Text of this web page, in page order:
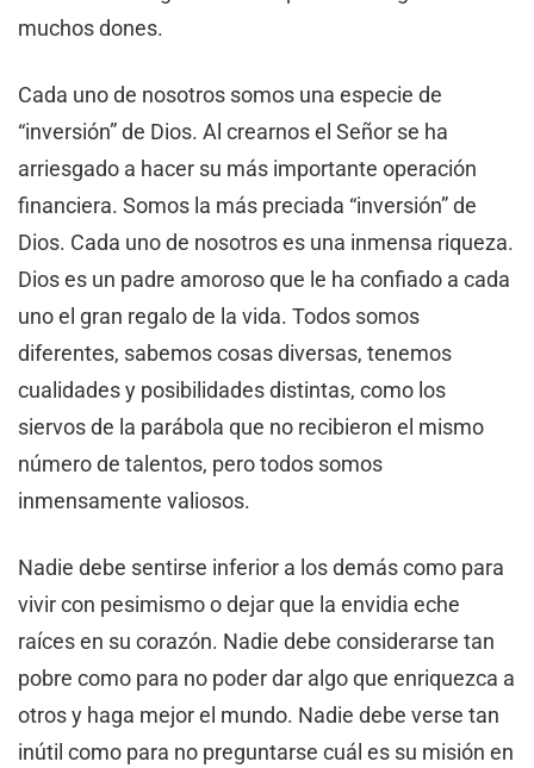
muchos dones.
Cada uno de nosotros somos una especie de
“inversión” de Dios. Al crearnos el Señor se ha
arriesgado a hacer su más importante operación
financiera. Somos la más preciada “inversión” de
Dios. Cada uno de nosotros es una inmensa riqueza.
Dios es un padre amoroso que le ha confiado a cada
uno el gran regalo de la vida. Todos somos
diferentes, sabemos cosas diversas, tenemos
cualidades y posibilidades distintas, como los
siervos de la parábola que no recibieron el mismo
número de talentos, pero todos somos
inmensamente valiosos.
Nadie debe sentirse inferior a los demás como para
vivir con pesimismo o dejar que la envidia eche
raíces en su corazón. Nadie debe considerarse tan
pobre como para no poder dar algo que enriquezca a
otros y haga mejor el mundo. Nadie debe verse tan
inútil como para no preguntarse cuál es su misión en